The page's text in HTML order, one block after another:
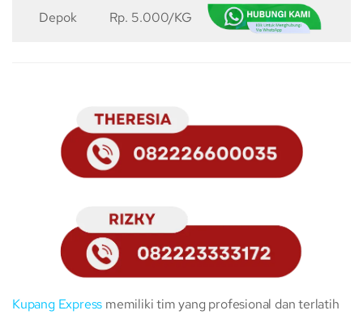
Depok Rp. 5.000/KG
Kupang Express memiliki tim yang profesional dan terlatih